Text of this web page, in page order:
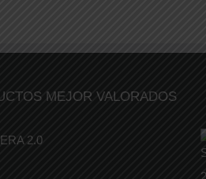
MEJOR VALORADOS
2.0